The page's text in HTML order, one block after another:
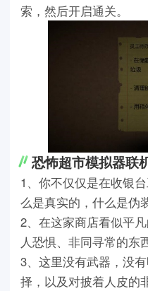
索，然后开启通关。
恐怖超市模拟器联
1、你不仅仅是在收银
么是真实的，什么是伪
2、在这家商店看似平
人恐惧、非同寻常的东西
3、这里没有武器，没
择，以及对披着人皮的